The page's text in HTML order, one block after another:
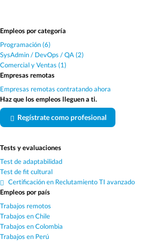
Empleos por categoría
Programación (6)
SysAdmin / DevOps / QA (2)
Comercial y Ventas (1)
Empresas remotas
Empresas remotas contratando ahora
Haz que los empleos lleguen a ti.
Regístrate como profesional
Tests y evaluaciones
Test de adaptabilidad
Test de fit cultural
Certificación en Reclutamiento TI avanzado
Empleos por país
Trabajos remotos
Trabajos en Chile
Trabajos en Colombia
Trabajos en Perú